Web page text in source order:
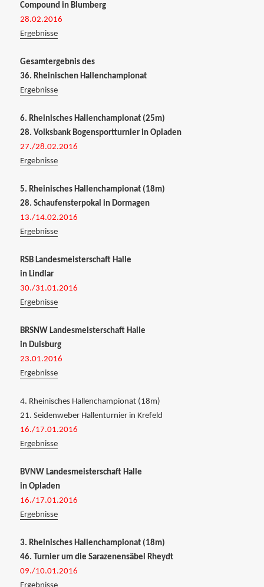
Compound in Blumberg
28.02.2016
Ergebnisse
Gesamtergebnis des
36. Rheinischen Hallenchampionat
Ergebnisse
6. Rheinisches Hallenchampionat (25m)
28. Volksbank Bogensportturnier in Opladen
27./28.02.2016
Ergebnisse
5. Rheinisches Hallenchampionat (18m)
28. Schaufensterpokal in Dormagen
13./14.02.2016
Ergebnisse
RSB Landesmeisterschaft Halle
in Lindlar
30./31.01.2016
Ergebnisse
BRSNW Landesmeisterschaft Halle
in Duisburg
23.01.2016
Ergebnisse
4. Rheinisches Hallenchampionat (18m)
21. Seidenweber Hallenturnier in Krefeld
16./17.01.2016
Ergebnisse
BVNW Landesmeisterschaft Halle
in Opladen
16./17.01.2016
Ergebnisse
3. Rheinisches Hallenchampionat (18m)
46. Turnier um die Sarazenensäbel Rheydt
09./10.01.2016